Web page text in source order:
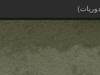
شده به دست ملکو